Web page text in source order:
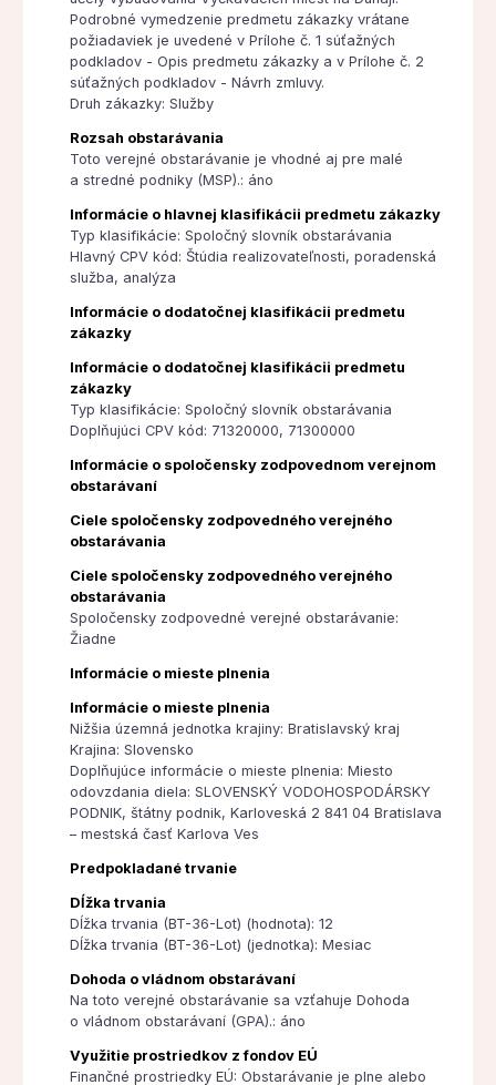
Podrobné vymedzenie predmetu zákazky vrátane
požiadaviek je uvedené v Prílohe č. 1 súťažných
podkladov - Opis predmetu zákazky a v Prílohe č. 2
súťažných podkladov - Návrh zmluvy.
Druh zákazky: Služby
Rozsah obstarávania
Toto verejné obstarávanie je vhodné aj pre malé
a stredné podniky (MSP).: áno
Informácie o hlavnej klasifikácii predmetu zákazky
Typ klasifikácie: Spoločný slovník obstarávania
Hlavný CPV kód: Štúdia realizovateľnosti, poradenská
služba, analýza
Informácie o dodatočnej klasifikácii predmetu
zákazky
Informácie o dodatočnej klasifikácii predmetu
zákazky
Typ klasifikácie: Spoločný slovník obstarávania
Doplňujúci CPV kód: 71320000, 71300000
Informácie o spoločensky zodpovednom verejnom
obstarávaní
Ciele spoločensky zodpovedného verejného
obstarávania
Ciele spoločensky zodpovedného verejného
obstarávania
Spoločensky zodpovedné verejné obstarávanie:
Žiadne
Informácie o mieste plnenia
Informácie o mieste plnenia
Nižšia územná jednotka krajiny: Bratislavský kraj
Krajina: Slovensko
Doplňujúce informácie o mieste plnenia: Miesto
odovzdania diela: SLOVENSKÝ VODOHOSPODÁRSKY
PODNIK, štátny podnik, Karloveská 2 841 04 Bratislava
– mestská časť Karlova Ves
Predpokladané trvanie
Dĺžka trvania
Dĺžka trvania (BT-36-Lot) (hodnota): 12
Dĺžka trvania (BT-36-Lot) (jednotka): Mesiac
Dohoda o vládnom obstarávaní
Na toto verejné obstarávanie sa vzťahuje Dohoda
o vládnom obstarávaní (GPA).: áno
Využitie prostriedkov z fondov EÚ
Finančné prostriedky EÚ: Obstarávanie je plne alebo